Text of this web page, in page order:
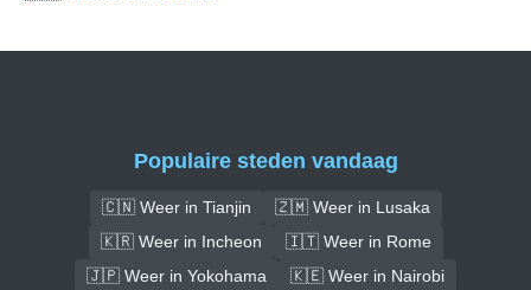
Populaire steden vandaag
🇨🇳 Weer in Tianjin
🇿🇲 Weer in Lusaka
🇰🇷 Weer in Incheon
🇮🇹 Weer in Rome
🇯🇵 Weer in Yokohama
🇰🇪 Weer in Nairobi